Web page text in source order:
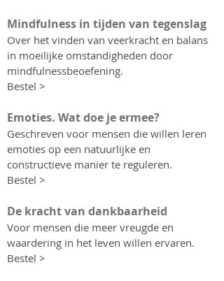
Mindfulness in tijden van tegenslag
Over het vinden van veerkracht en balans
in moeilijke omstandigheden door
mindfulnessbeoefening.
Bestel >
Emoties. Wat doe je ermee?
Geschreven voor mensen die willen leren
emoties op een natuurlijke en
constructieve manier te reguleren.
Bestel >
De kracht van dankbaarheid
Voor mensen die meer vreugde en
waardering in het leven willen ervaren.
Bestel >